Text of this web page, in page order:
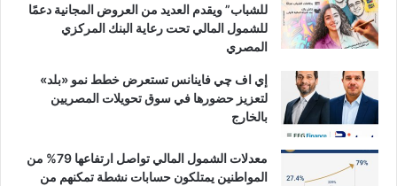
للشباب” ويقدم العديد من العروض المجانية دعمًا
للشمول المالي تحت رعاية البنك المركزي
المصري
إي اف چي فاينانس تستعرض خطط نمو «بلد»
لتعزيز حضورها في سوق تحويلات المصريين
بالخارج
معدلات الشمول المالي تواصل ارتفاعها 79% من
المواطنين يمتلكون حسابات نشطة تمكنهم من